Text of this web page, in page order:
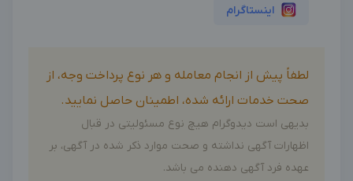
اینستاگرام
لطفاً پیش از انجام معامله و هر نوع پرداخت وجه، از
صحت خدمات ارائه شده، اطمینان حاصل نمایید.
بدیهی است دیدوگرام هیچ نوع مسئولیتی در قبال
اظهارات آگهی نداشته و صحت موارد ذکر شده در آگهی، بر
عهده فرد آگهی دهنده می باشد.